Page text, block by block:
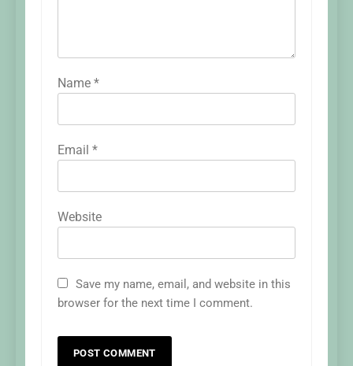
Name *
Email *
Website
Save my name, email, and website in this
browser for the next time I comment.